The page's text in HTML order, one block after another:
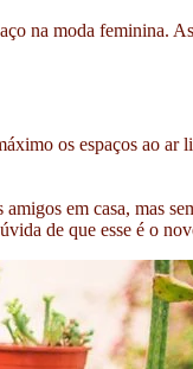
na moda feminina.
os espaços ao ar
em casa, mas
de que esse é o